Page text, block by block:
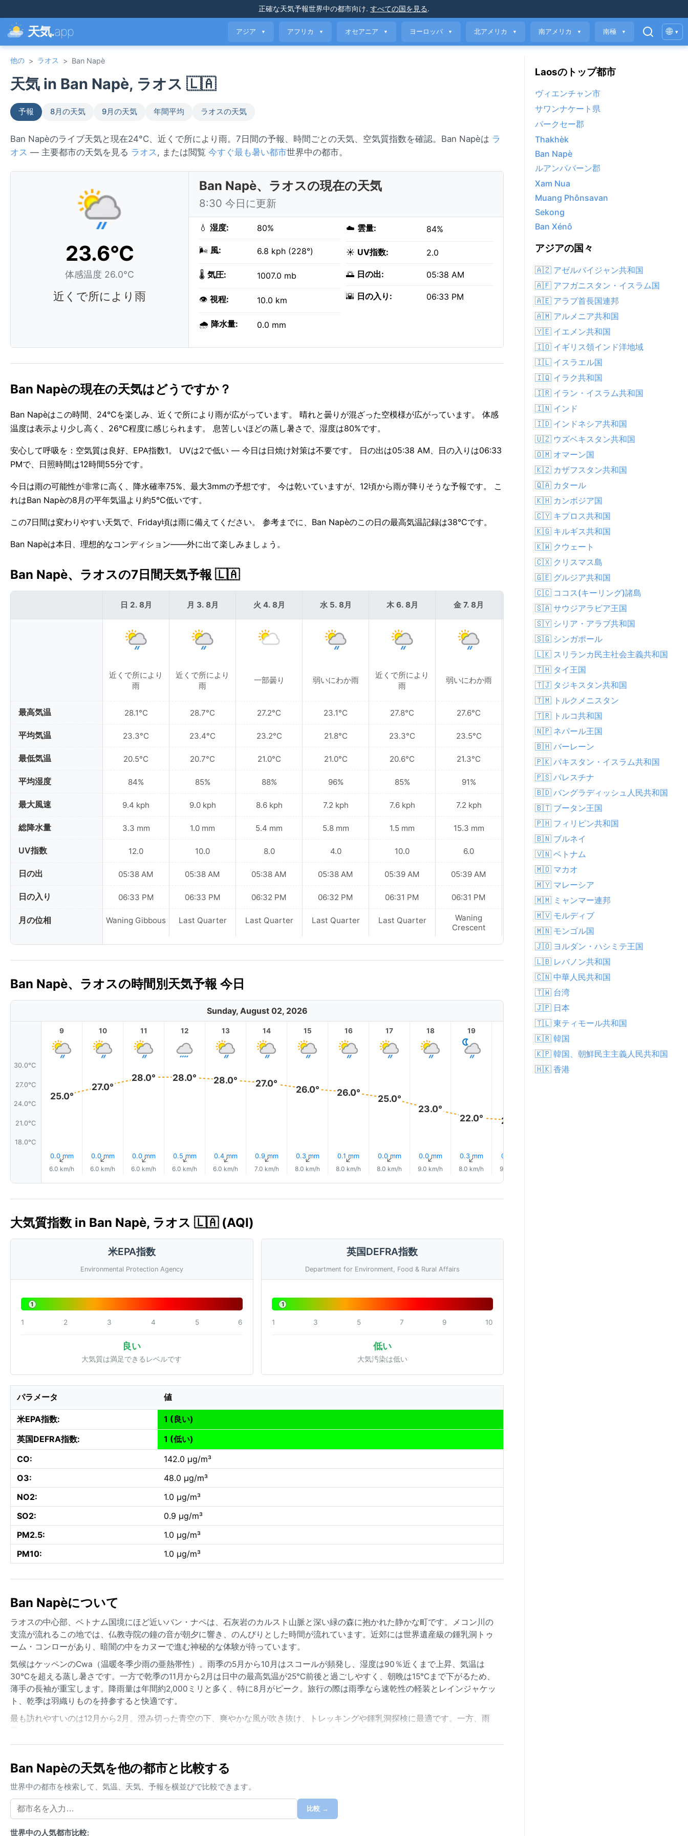
正確な天気予報世界中の都市向け. すべての国を見る.
天気.app アジア ▼ アフリカ ▼ オセアニア ▼ ヨーロッパ ▼ 北アメリカ ▼ 南アメリカ ▼ 南極 ▼ 🌐 ▾
他の > ラオス > Ban Napè
天気 in Ban Napè, ラオス 🇱🇦
予報 8月の天気 9月の天気 年間平均 ラオスの天気
Ban Napèのライブ天気と現在24°C、近くで所により雨。7日間の予報、時間ごとの天気、空気質指数を確認。Ban Napèは ラ
オス — 主要都市の天気を見る ラオス, または閲覧 今すぐ最も暑い都市世界中の都市。
23.6°C
体感温度 26.0°C
近くで所により雨
Ban Napè、ラオスの現在の天気
8:30 今日に更新
💧 湿度: 80%
🌬️ 風: 6.8 kph (228°)
🌡️ 気圧: 1007.0 mb
👁️ 視程: 10.0 km
🌧️ 降水量: 0.0 mm
☁️ 雲量: 84%
☀️ UV指数: 2.0
🌅 日の出: 05:38 AM
🌇 日の入り: 06:33 PM
Ban Napèの現在の天気はどうですか？
Ban Napèはこの時間、24°Cを楽しみ、近くで所により雨が広がっています。 晴れと曇りが混ざった空模様が広がっています。 体感
温度は表示より少し高く、26°C程度に感じられます。 息苦しいほどの蒸し暑さで、湿度は80%です。
安心して呼吸を：空気質は良好、EPA指数1。 UVは2で低い — 今日は日焼け対策は不要です。 日の出は05:38 AM、日の入りは06:33
PMで、日照時間は12時間55分です。
今日は雨の可能性が非常に高く、降水確率75%、最大3mmの予想です。 今は乾いていますが、12頃から雨が降りそうな予報です。 こ
れはBan Napèの8月の平年気温より約5°C低いです。
この7日間は変わりやすい天気で、Friday頃は雨に備えてください。 参考までに、Ban Napèのこの日の最高気温記録は38°Cです。
Ban Napèは本日、理想的なコンディション——外に出て楽しみましょう。
Ban Napè、ラオスの7日間天気予報 🇱🇦
最高気温
平均気温
最低気温
平均湿度
最大風速
総降水量
UV指数
日の出
日の入り
月の位相
日 2. 8月
近くで所により
雨
28.1°C
23.3°C
20.5°C
84%
9.4 kph
3.3 mm
12.0
05:38 AM
06:33 PM
Waning Gibbous
月 3. 8月
近くで所により
雨
28.7°C
23.4°C
20.7°C
85%
9.0 kph
1.0 mm
10.0
05:38 AM
06:33 PM
Last Quarter
火 4. 8月
一部曇り
27.2°C
23.2°C
21.0°C
88%
8.6 kph
5.4 mm
8.0
05:38 AM
06:32 PM
Last Quarter
水 5. 8月
弱いにわか雨
23.1°C
21.8°C
21.0°C
96%
7.2 kph
5.8 mm
4.0
05:38 AM
06:32 PM
Last Quarter
木 6. 8月
近くで所により
雨
27.8°C
23.3°C
20.6°C
85%
7.6 kph
1.5 mm
10.0
05:39 AM
06:31 PM
Last Quarter
金 7. 8月
弱いにわか雨
27.6°C
23.5°C
21.3°C
91%
7.2 kph
15.3 mm
6.0
05:39 AM
06:31 PM
Waning
Crescent
土 8. 8月
弱いにわか雨
22.8°C
21.7°C
20.8°C
96%
9.7 kph
9.6 mm
5.0
05:39 AM
06:30 PM
Waning
Crescent
Ban Napè、ラオスの時間別天気予報 今日
Sunday, August 02, 2026
30.0°C
27.0°C
24.0°C
21.0°C
18.0°C
9
25.0°
0.0 mm
↑
6.0 km/h
10
27.0°
0.0 mm
↑
6.0 km/h
11
28.0°
0.0 mm
↑
6.0 km/h
12
28.0°
0.5 mm
↑
6.0 km/h
13
28.0°
0.4 mm
↑
6.0 km/h
14
27.0°
0.9 mm
↑
7.0 km/h
15
26.0°
0.3 mm
↑
8.0 km/h
16
26.0°
0.1 mm
↑
8.0 km/h
17
25.0°
0.0 mm
↑
8.0 km/h
18
23.0°
0.0 mm
↑
9.0 km/h
19
22.0°
0.3 mm
↑
8.0 km/h
21.0°
0.1 mm
9.0 km/h
大気質指数 in Ban Napè, ラオス 🇱🇦 (AQI)
米EPA指数
Environmental Protection Agency
1
1 2 3 4 5 6
良い
大気質は満足できるレベルです
英国DEFRA指数
Department for Environment, Food & Rural Affairs
1
1 3 5 7 9 10
低い
大気汚染は低い
パラメータ 値
米EPA指数:
1 (良い)
英国DEFRA指数:
1 (低い)
CO:
142.0 µg/m³
O3:
48.0 µg/m³
NO2:
1.0 µg/m³
SO2:
0.9 µg/m³
PM2.5:
1.0 µg/m³
PM10:
1.0 µg/m³
Ban Napèについて
ラオスの中心部、ベトナム国境にほど近いバン・ナペは、石灰岩のカルスト山脈と深い緑の森に抱かれた静かな町です。メコン川の
支流が流れるこの地では、仏教寺院の鐘の音が朝夕に響き、のんびりとした時間が流れています。近郊には世界遺産級の鍾乳洞トゥ
ーム・コンローがあり、暗闇の中をカヌーで進む神秘的な体験が待っています。
気候はケッペンのCwa（温暖冬季少雨の亜熱帯性）。雨季の5月から10月はスコールが頻発し、湿度は90％近くまで上昇、気温は
30℃を超える蒸し暑さです。一方で乾季の11月から2月は日中の最高気温が25℃前後と過ごしやすく、朝晩は15℃まで下がるため、
薄手の長袖が重宝します。降雨量は年間約2,000ミリと多く、特に8月がピーク。旅行の際は雨季なら速乾性の軽装とレインジャケッ
ト、乾季は羽織りものを持参すると快適です。
最も訪れやすいのは12月から2月。澄み切った青空の下、爽やかな風が吹き抜け、トレッキングや鍾乳洞探検に最適です。一方、雨
は低いものの、雨季後半には道路がぬかるむことがあるため注意が必要です。ラオスの隠れた宝石、バン・ナペは穏やかな気候と大
Ban Napèの天気を他の都市と比較する
世界中の都市を検索して、気温、天気、予報を横並びで比較できます。
比較 →
世界中の人気都市比較:
Laosのトップ都市
ヴィエンチャン市
サワンナケート県
パークセー郡
Thakhèk
Ban Napè
ルアンパバーン郡
Xam Nua
Muang Phônsavan
Sekong
Ban Xénô
アジアの国々
🇦🇿 アゼルバイジャン共和国
🇦🇫 アフガニスタン・イスラム国
🇦🇪 アラブ首長国連邦
🇦🇲 アルメニア共和国
🇾🇪 イエメン共和国
🇮🇴 イギリス領インド洋地域
🇮🇱 イスラエル国
🇮🇶 イラク共和国
🇮🇷 イラン・イスラム共和国
🇮🇳 インド
🇮🇩 インドネシア共和国
🇺🇿 ウズベキスタン共和国
🇴🇲 オマーン国
🇰🇿 カザフスタン共和国
🇶🇦 カタール
🇰🇭 カンボジア国
🇨🇾 キプロス共和国
🇰🇬 キルギス共和国
🇰🇼 クウェート
🇨🇽 クリスマス島
🇬🇪 グルジア共和国
🇨🇨 ココス(キーリング)諸島
🇸🇦 サウジアラビア王国
🇸🇾 シリア・アラブ共和国
🇸🇬 シンガポール
🇱🇰 スリランカ民主社会主義共和国
🇹🇭 タイ王国
🇹🇯 タジキスタン共和国
🇹🇲 トルクメニスタン
🇹🇷 トルコ共和国
🇳🇵 ネパール王国
🇧🇭 バーレーン
🇵🇰 パキスタン・イスラム共和国
🇵🇸 パレスチナ
🇧🇩 バングラディッシュ人民共和国
🇧🇹 ブータン王国
🇵🇭 フィリピン共和国
🇧🇳 ブルネイ
🇻🇳 ベトナム
🇲🇴 マカオ
🇲🇾 マレーシア
🇲🇲 ミャンマー連邦
🇲🇻 モルディブ
🇲🇳 モンゴル国
🇯🇴 ヨルダン・ハシミテ王国
🇱🇧 レバノン共和国
🇨🇳 中華人民共和国
🇹🇼 台湾
🇯🇵 日本
🇹🇱 東ティモール共和国
🇰🇷 韓国
🇰🇵 韓国、朝鮮民主主義人民共和国
🇭🇰 香港